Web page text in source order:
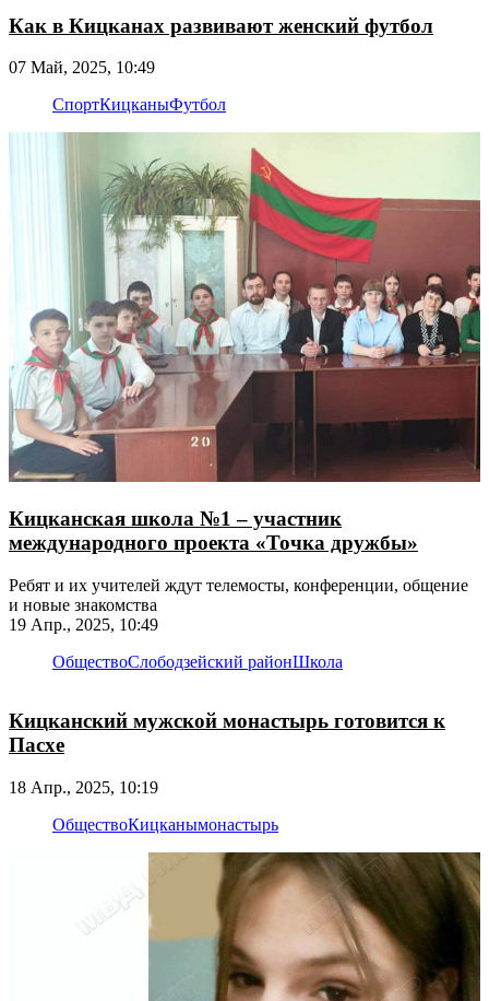
Как в Кицканах развивают женский футбол
07 Май, 2025, 10:49
СпортКицканыФутбол
Кицканская школа №1 – участник
международного проекта «Точка дружбы»
​​​​​​​Ребят и их учителей ждут телемосты, конференции, общение
и новые знакомства
19 Апр., 2025, 10:49
ОбществоСлободзейский районШкола
Кицканский мужской монастырь готовится к
Пасхе
18 Апр., 2025, 10:19
ОбществоКицканымонастырь